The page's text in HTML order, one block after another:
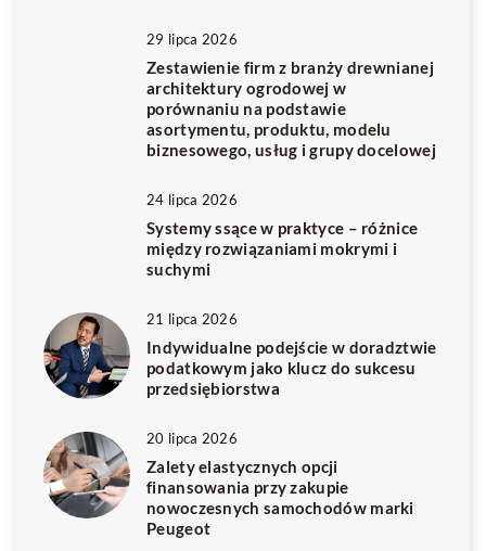
29 lipca 2026
Zestawienie firm z branży drewnianej
architektury ogrodowej w
porównaniu na podstawie
asortymentu, produktu, modelu
biznesowego, usług i grupy docelowej
24 lipca 2026
Systemy ssące w praktyce – różnice
między rozwiązaniami mokrymi i
suchymi
21 lipca 2026
Indywidualne podejście w doradztwie
podatkowym jako klucz do sukcesu
przedsiębiorstwa
20 lipca 2026
Zalety elastycznych opcji
finansowania przy zakupie
nowoczesnych samochodów marki
Peugeot